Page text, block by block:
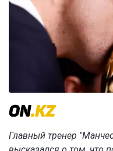
Главный тренер